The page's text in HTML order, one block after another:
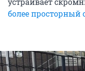
более просторный